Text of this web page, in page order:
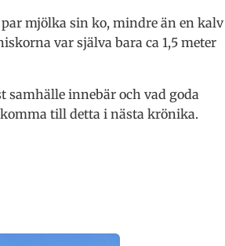
mjölka sin ko, mindre än en kalv
var själva bara ca 1,5 meter
samhälle innebär och vad goda
till detta i nästa krönika.